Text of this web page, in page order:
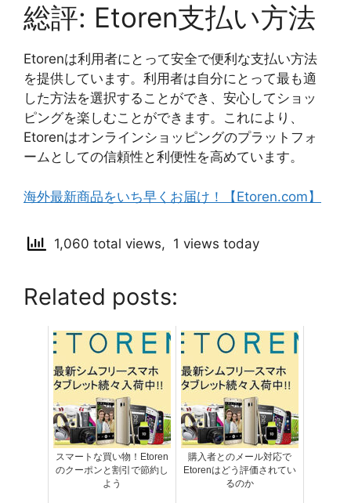
総評: Etoren支払い方法
Etorenは利用者にとって安全で便利な支払い方法
を提供しています。利用者は自分にとって最も適
した方法を選択することができ、安心してショッ
ピングを楽しむことができます。これにより、
Etorenはオンラインショッピングのプラットフォ
ームとしての信頼性と利便性を高めています。
海外最新商品をいち早くお届け！【Etoren.com】
1,060 total views, 1 views today
Related posts:
スマートな買い物！Etoren
のクーポンと割引で節約し
よう
購入者とのメール対応で
Etorenはどう評価されてい
るのか